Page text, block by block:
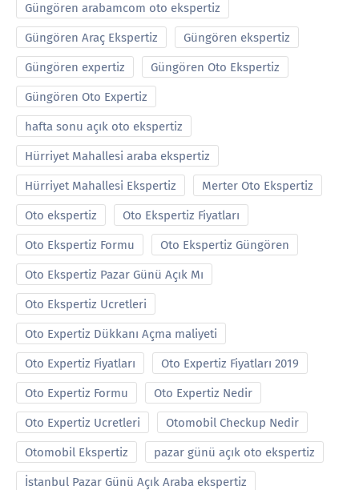
Güngören arabamcom oto ekspertiz
Güngören Araç Ekspertiz Güngören ekspertiz
Güngören expertiz Güngören Oto Ekspertiz
Güngören Oto Expertiz
hafta sonu açık oto ekspertiz
Hürriyet Mahallesi araba ekspertiz
Hürriyet Mahallesi Ekspertiz Merter Oto Ekspertiz
Oto ekspertiz Oto Ekspertiz Fiyatları
Oto Ekspertiz Formu Oto Ekspertiz Güngören
Oto Ekspertiz Pazar Günü Açık Mı
Oto Ekspertiz Ucretleri
Oto Expertiz Dükkanı Açma maliyeti
Oto Expertiz Fiyatları Oto Expertiz Fiyatları 2019
Oto Expertiz Formu Oto Expertiz Nedir
Oto Expertiz Ucretleri Otomobil Checkup Nedir
Otomobil Ekspertiz pazar günü açık oto ekspertiz
İstanbul Pazar Günü Açık Araba ekspertiz